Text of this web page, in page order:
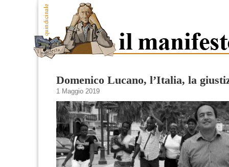
Domenico Lucano, l’Italia, la
1 Maggio 2019